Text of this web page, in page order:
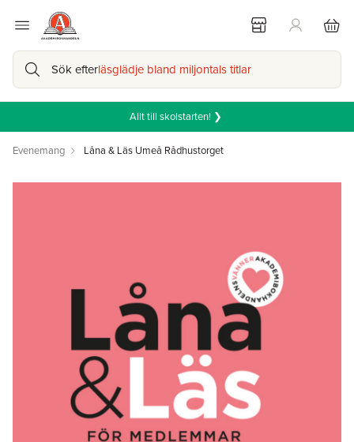
Sök efterläsglädje bland miljontals titlar
Allt till skolstarten! ❯
Evenemang Låna & Läs Umeå Rådhustorget